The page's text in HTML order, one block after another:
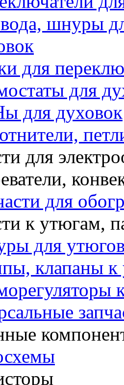
шнуры
для
для
для духовок
для
для
к утюгам,
для
клапаны к